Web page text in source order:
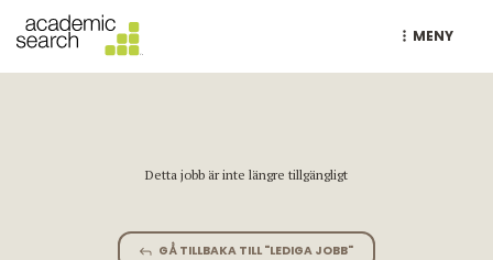
MENY
Detta jobb är inte längre tillgängligt
GÅ TILLBAKA TILL "LEDIGA JOBB"